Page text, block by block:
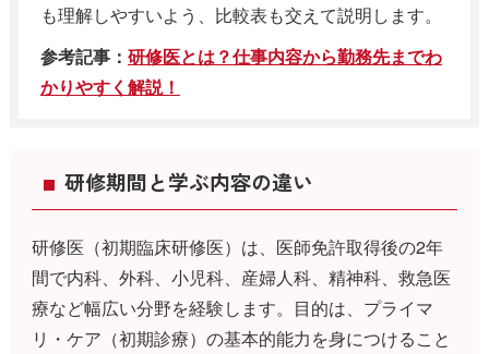
も理解しやすいよう、比較表も交えて説明します。
参考記事： 研修医とは？仕事内容から勤務先までわ
かりやすく解説！
研修期間と学ぶ内容の違い
研修医（初期臨床研修医）は、医師免許取得後の2年
間で内科、外科、小児科、産婦人科、精神科、救急医
療など幅広い分野を経験します。目的は、プライマ
リ・ケア（初期診療）の基本的能力を身につけること